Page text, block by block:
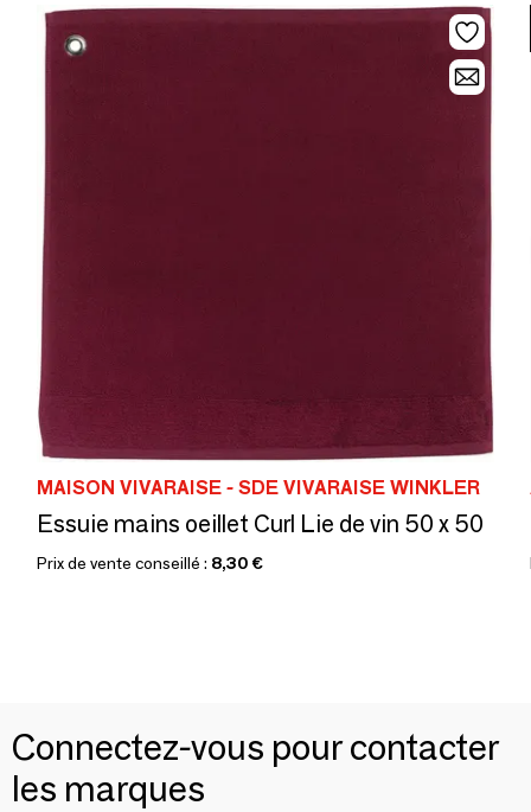
MAISON VIVARAISE - SDE VIVARAISE WINKLER
Essuie mains oeillet Curl Lie de vin 50 x 50
Prix de vente conseillé : 8,30 €
Connectez-vous pour contacter
les marques